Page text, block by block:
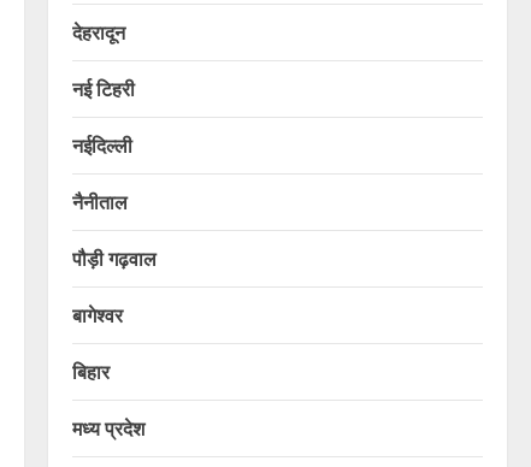
देहरादून
नई टिहरी
नईदिल्ली
नैनीताल
पौड़ी गढ़वाल
बागेश्वर
बिहार
मध्य प्रदेश